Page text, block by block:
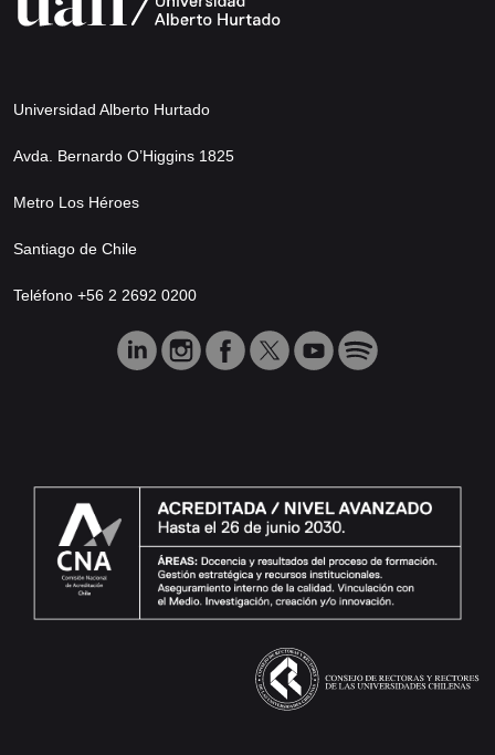
Universidad Alberto Hurtado
Avda. Bernardo O’Higgins 1825
Metro Los Héroes
Santiago de Chile
Teléfono +56 2 2692 0200